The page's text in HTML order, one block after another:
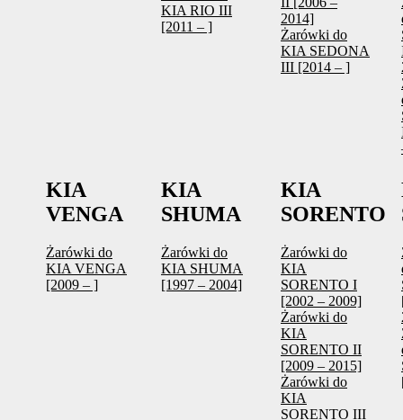
KIA RIO III
[2011 – ]
2014]
Żarówki do
KIA SEDONA
III [2014 – ]
KIA
VENGA
Żarówki do
KIA VENGA
[2009 – ]
KIA
SHUMA
Żarówki do
KIA SHUMA
[1997 – 2004]
KIA
SORENTO
Żarówki do
KIA
SORENTO I
[2002 – 2009]
Żarówki do
KIA
SORENTO II
[2009 – 2015]
Żarówki do
KIA
SORENTO III